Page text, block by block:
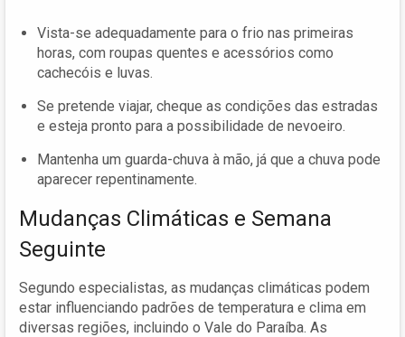
Vista-se adequadamente para o frio nas primeiras
horas, com roupas quentes e acessórios como
cachecóis e luvas.
Se pretende viajar, cheque as condições das estradas
e esteja pronto para a possibilidade de nevoeiro.
Mantenha um guarda-chuva à mão, já que a chuva pode
aparecer repentinamente.
Mudanças Climáticas e Semana
Seguinte
Segundo especialistas, as mudanças climáticas podem
estar influenciando padrões de temperatura e clima em
diversas regiões, incluindo o Vale do Paraíba. As